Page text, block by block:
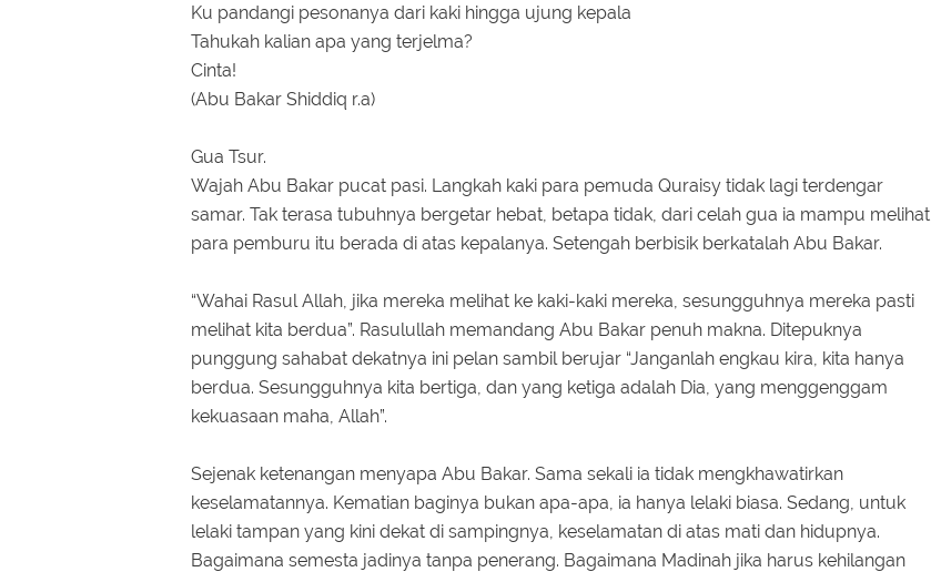
Ku pandangi pesonanya dari kaki hingga ujung kepala
Tahukah kalian apa yang terjelma?
Cinta!
(Abu Bakar Shiddiq r.a)
Gua Tsur.
Wajah Abu Bakar pucat pasi. Langkah kaki para pemuda Quraisy tidak lagi terdengar
samar. Tak terasa tubuhnya bergetar hebat, betapa tidak, dari celah gua ia mampu melihat
para pemburu itu berada di atas kepalanya. Setengah berbisik berkatalah Abu Bakar.
“Wahai Rasul Allah, jika mereka melihat ke kaki-kaki mereka, sesungguhnya mereka pasti
melihat kita berdua”. Rasulullah memandang Abu Bakar penuh makna. Ditepuknya
punggung sahabat dekatnya ini pelan sambil berujar “Janganlah engkau kira, kita hanya
berdua. Sesungguhnya kita bertiga, dan yang ketiga adalah Dia, yang menggenggam
kekuasaan maha, Allah”.
Sejenak ketenangan menyapa Abu Bakar. Sama sekali ia tidak mengkhawatirkan
keselamatannya. Kematian baginya bukan apa-apa, ia hanya lelaki biasa. Sedang, untuk
lelaki tampan yang kini dekat di sampingnya, keselamatan di atas mati dan hidupnya.
Bagaimana semesta jadinya tanpa penerang. Bagaimana Madinah jika harus kehilangan